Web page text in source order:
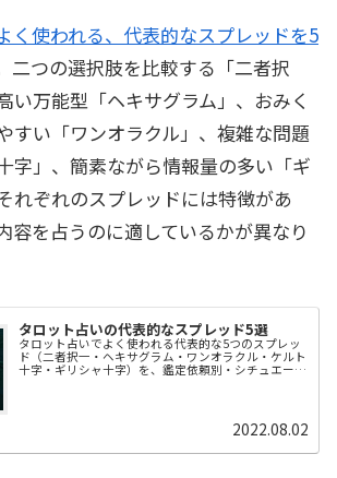
く使われる、代表的なスプレッドを5
二つの選択肢を比較する「二者択
い万能型「ヘキサグラム」、おみく
すい「ワンオラクル」、複雑な問題
字」、簡素ながら情報量の多い「ギ
れぞれのスプレッドには特徴があ
容を占うのに適しているかが異なり
タロット占いの代表的なスプレッド5選
タロット占いでよく使われる代表的な5つのスプレッ
ド（二者択一・ヘキサグラム・ワンオラクル・ケルト
十字・ギリシャ十字）を、鑑定依頼別・シチュエーシ
2022.08.02